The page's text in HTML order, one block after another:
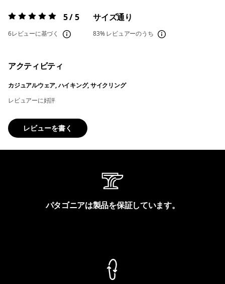
評価:5 / 5 5 / 5
6レビューに基づく
サイズ通り
83%レビュアーのうち
アクティビティ
カジュアルウェア, ハイキング, サイクリング
レビュアーに好評
レビューを書く
パタゴニアは製品を保証しています。